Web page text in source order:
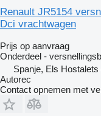
Renault JR5154
Dci vrachtwagen
Prijs op aanvraag
Onderdeel -
Spanje, Els Hostalets
Autorec
Contact opnemen met